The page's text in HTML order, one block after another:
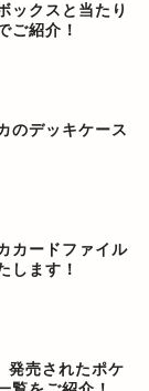
ックスと当たり
ご紹介！
のデッキケース
カードファイル
します！
発売されたポケ